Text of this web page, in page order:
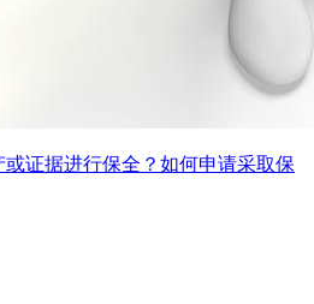
证据进行保全？如何申请采取保